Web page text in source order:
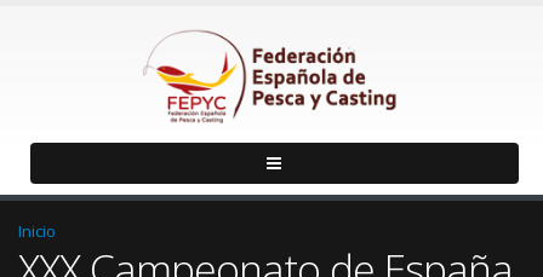
Inicio